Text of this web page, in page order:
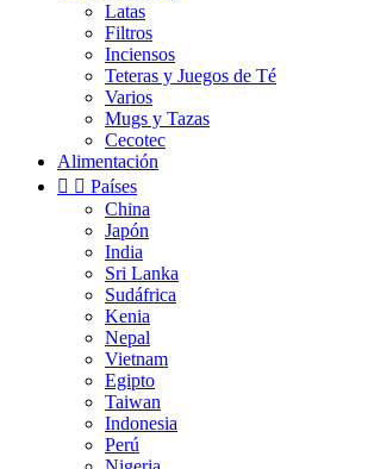
Latas
Filtros
Inciensos
Teteras y Juegos de Té
Varios
Mugs y Tazas
Cecotec
Alimentación
  Países
China
Japón
India
Sri Lanka
Sudáfrica
Kenia
Nepal
Vietnam
Egipto
Taiwan
Indonesia
Perú